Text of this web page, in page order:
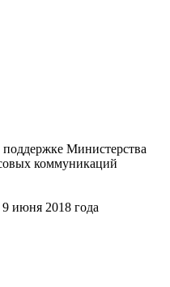
Министерства
коммуникаций
июня 2018 года